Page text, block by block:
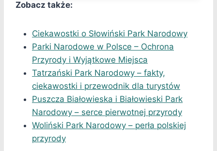
Zobacz także:
Ciekawostki o Słowiński Park Narodowy
Parki Narodowe w Polsce – Ochrona
Przyrody i Wyjątkowe Miejsca
Tatrzański Park Narodowy – fakty,
ciekawostki i przewodnik dla turystów
Puszcza Białowieska i Białowieski Park
Narodowy – serce pierwotnej przyrody
Woliński Park Narodowy – perła polskiej
przyrody